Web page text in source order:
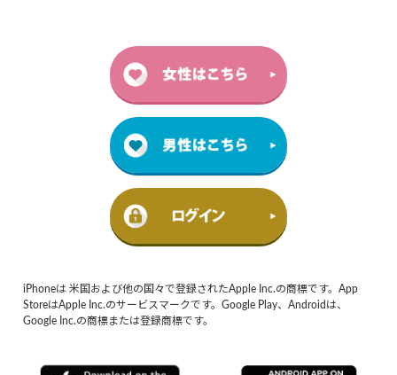
iPhoneは 米国および他の国々で登録されたApple Inc.の商標です。App
StoreはApple Inc.のサービスマークです。Google Play、Androidは、
Google Inc.の商標または登録商標です。